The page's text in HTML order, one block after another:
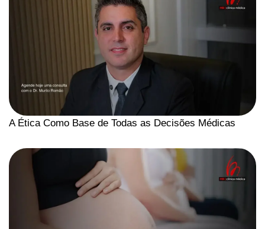
A Ética Como Base de Todas as Decisões Médicas